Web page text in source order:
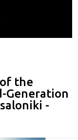
the
Generation
-